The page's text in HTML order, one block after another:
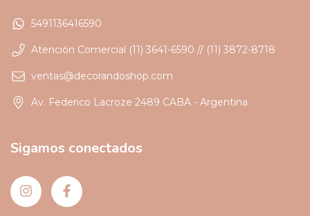
5491136416590
Atención Comercial (11) 3641-6590 // (11) 3872-8718
ventas@decorandoshop.com
Av. Federico Lacroze 2489 CABA - Argentina
Sigamos conectados